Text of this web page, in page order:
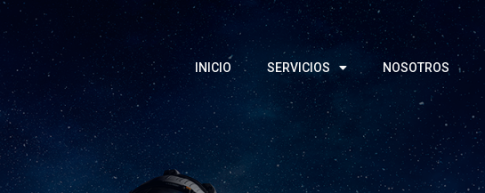
INICIO SERVICIOS NOSOTROS